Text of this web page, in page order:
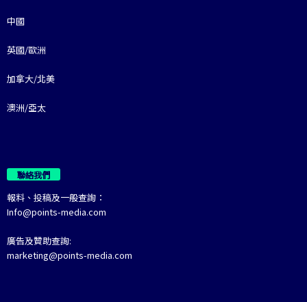
中國
英國/歐洲
加拿大/北美
澳洲/亞太
聯絡我們
報料、投稿及一般查詢：
Info@points-media.com
廣告及贊助查詢:
marketing@points-media.com